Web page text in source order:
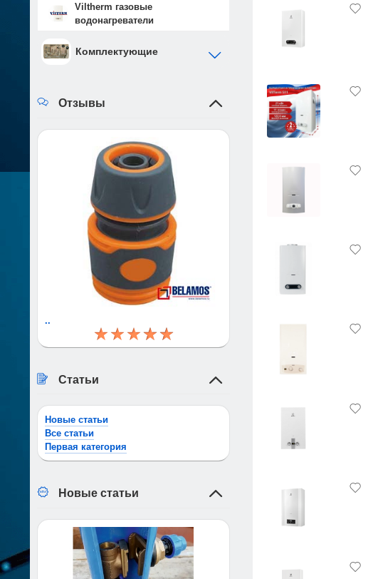
Viltherm газовые
водонагреватели
Комплектующие
Отзывы
..
Статьи
Новые статьи
Все статьи
Первая категория
Новые статьи